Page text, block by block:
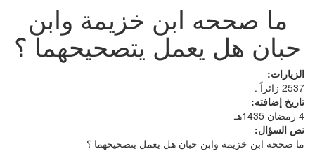
ما صححه ابن خزيمة وابن
حبان هل يعمل يتصحيحهما ؟
الزيارات:
2537 زائراً .
تاريخ إضافته:
4 رمضان 1435هـ
نص السؤال:
ما صححه ابن خزيمة وابن حبان هل يعمل يتصحيحهما ؟